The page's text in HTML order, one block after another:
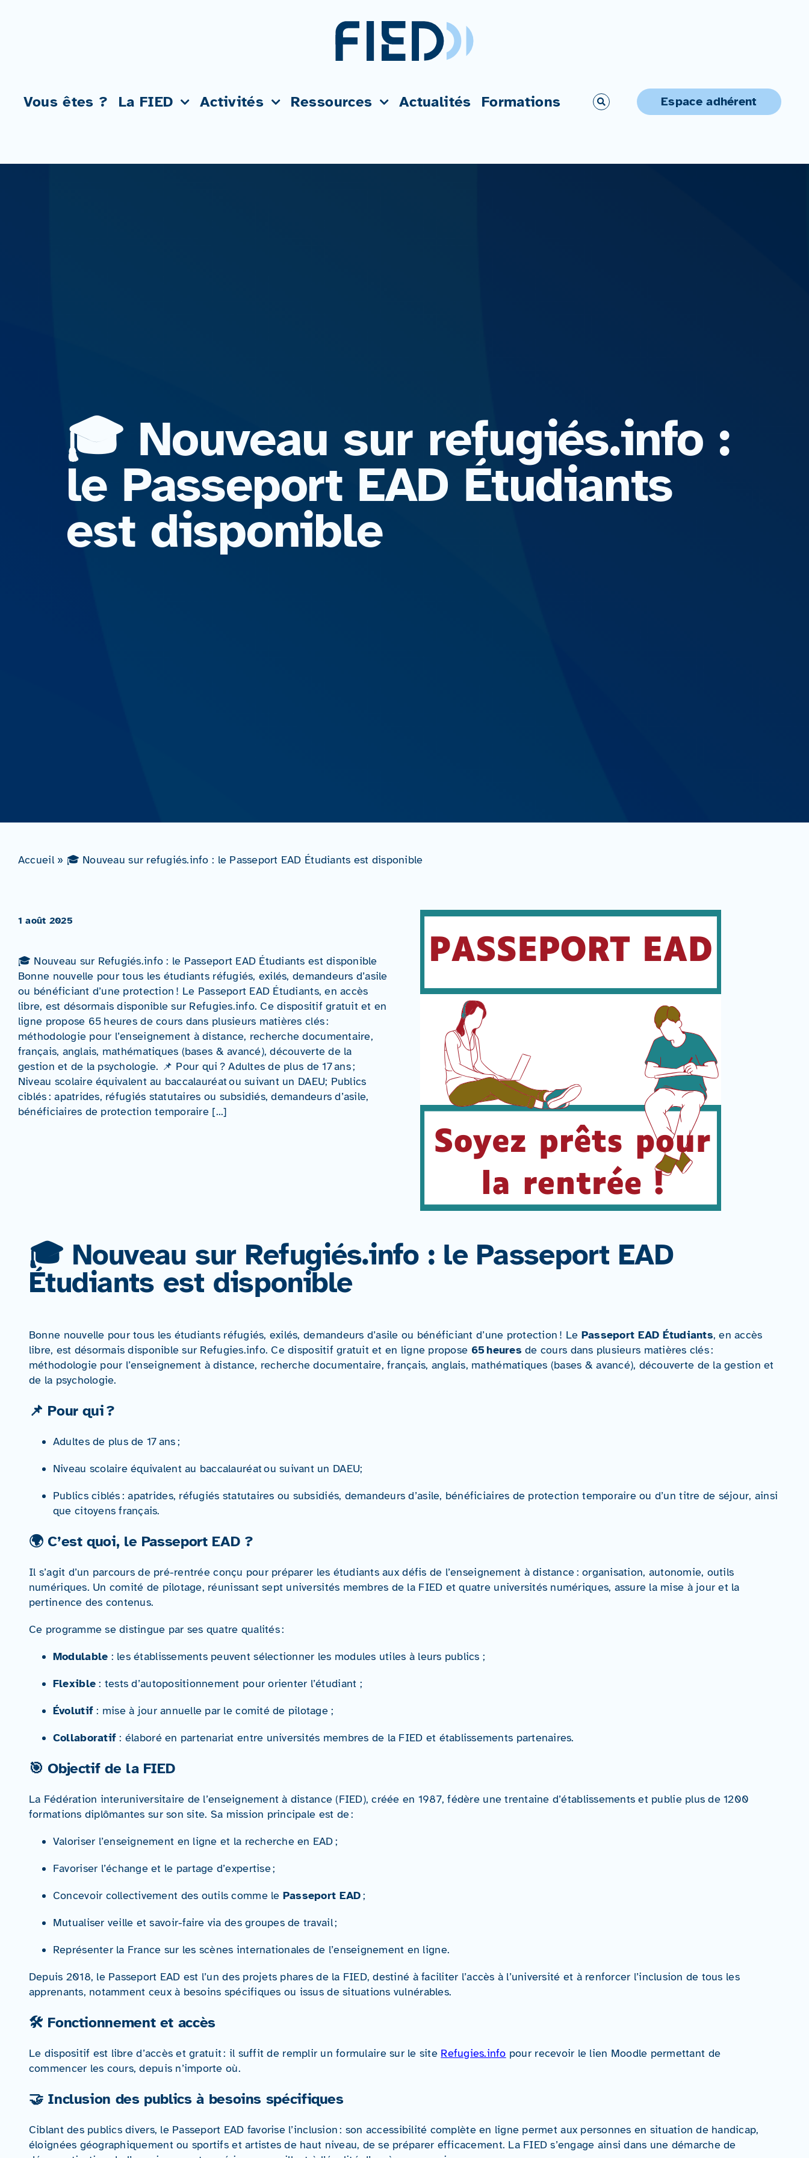
Vous êtes ? La FIED Activités Ressources Actualités Formations Espace adhérent
🎓 Nouveau sur refugiés.info :
le Passeport EAD Étudiants
est disponible
Accueil» 🎓 Nouveau sur refugiés.info : le Passeport EAD Étudiants est disponible
1 août 2025
🎓 Nouveau sur Refugiés.info : le Passeport EAD Étudiants est disponible
Bonne nouvelle pour tous les étudiants réfugiés, exilés, demandeurs d’asile
ou bénéficiant d’une protection ! Le Passeport EAD Étudiants, en accès
libre, est désormais disponible sur Refugies.info. Ce dispositif gratuit et en
ligne propose 65 heures de cours dans plusieurs matières clés :
méthodologie pour l’enseignement à distance, recherche documentaire,
français, anglais, mathématiques (bases & avancé), découverte de la
gestion et de la psychologie. 📌 Pour qui ? Adultes de plus de 17 ans ;
Niveau scolaire équivalent au baccalauréat ou suivant un DAEU; Publics
ciblés : apatrides, réfugiés statutaires ou subsidiés, demandeurs d’asile,
bénéficiaires de protection temporaire [...]
🎓 Nouveau sur Refugiés.info : le Passeport EAD
Étudiants est disponible
Bonne nouvelle pour tous les étudiants réfugiés, exilés, demandeurs d’asile ou bénéficiant d’une protection ! Le Passeport EAD Étudiants, en accès
libre, est désormais disponible sur Refugies.info. Ce dispositif gratuit et en ligne propose 65 heures de cours dans plusieurs matières clés :
méthodologie pour l’enseignement à distance, recherche documentaire, français, anglais, mathématiques (bases & avancé), découverte de la gestion et
de la psychologie.
📌 Pour qui ?
Adultes de plus de 17 ans ;
Niveau scolaire équivalent au baccalauréat ou suivant un DAEU;
Publics ciblés : apatrides, réfugiés statutaires ou subsidiés, demandeurs d’asile, bénéficiaires de protection temporaire ou d’un titre de séjour, ainsi
que citoyens français.
🌍 C’est quoi, le Passeport EAD ?
Il s’agit d’un parcours de pré-rentrée conçu pour préparer les étudiants aux défis de l’enseignement à distance : organisation, autonomie, outils
numériques. Un comité de pilotage, réunissant sept universités membres de la FIED et quatre universités numériques, assure la mise à jour et la
pertinence des contenus.
Ce programme se distingue par ses quatre qualités :
Modulable : les établissements peuvent sélectionner les modules utiles à leurs publics ;
Flexible : tests d’autopositionnement pour orienter l’étudiant ;
Évolutif : mise à jour annuelle par le comité de pilotage ;
Collaboratif : élaboré en partenariat entre universités membres de la FIED et établissements partenaires.
🎯 Objectif de la FIED
La Fédération interuniversitaire de l’enseignement à distance (FIED), créée en 1987, fédère une trentaine d’établissements et publie plus de 1200
formations diplômantes sur son site. Sa mission principale est de :
Valoriser l’enseignement en ligne et la recherche en EAD ;
Favoriser l’échange et le partage d’expertise ;
Concevoir collectivement des outils comme le Passeport EAD;
Mutualiser veille et savoir-faire via des groupes de travail ;
Représenter la France sur les scènes internationales de l’enseignement en ligne.
Depuis 2018, le Passeport EAD est l’un des projets phares de la FIED, destiné à faciliter l’accès à l’université et à renforcer l’inclusion de tous les
apprenants, notamment ceux à besoins spécifiques ou issus de situations vulnérables.
🛠️ Fonctionnement et accès
Le dispositif est libre d’accès et gratuit : il suffit de remplir un formulaire sur le site Refugies.info pour recevoir le lien Moodle permettant de
commencer les cours, depuis n’importe où.
🤝 Inclusion des publics à besoins spécifiques
Ciblant des publics divers, le Passeport EAD favorise l’inclusion : son accessibilité complète en ligne permet aux personnes en situation de handicap,
éloignées géographiquement ou sportifs et artistes de haut niveau, de se préparer efficacement. La FIED s’engage ainsi dans une démarche de